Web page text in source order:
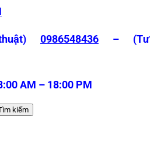
0986548436 – (Tư
AM – 18:00 PM
kiếm